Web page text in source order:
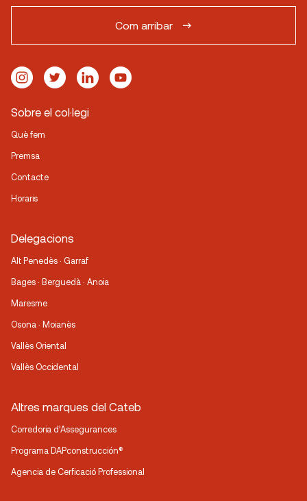
Com arribar
Sobre el col·legi
Què fem
Premsa
Contacte
Horaris
Delegacions
Alt Penedès · Garraf
Bages · Berguedà · Anoia
Maresme
Osona · Moianès
Vallès Oriental
Vallès Occidental
Altres marques del Cateb
Corredoria d’Assegurances
Programa DAPconstrucción®
Agencia de Cerficació Professional